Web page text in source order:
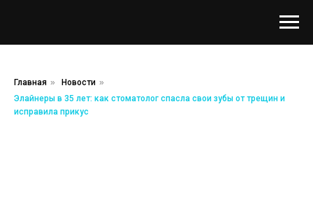
Главная » Новости »
Элайнеры в 35 лет: как стоматолог спасла свои зубы от трещин и
исправила прикус